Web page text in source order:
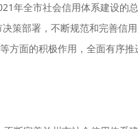
年全市社会信用体系建设的
策部署，不断规范和完善信
方面的积极作用，全面有序